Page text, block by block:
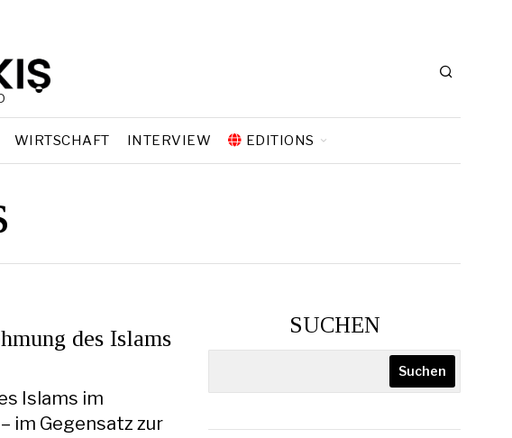
WIRTSCHAFT INTERVIEW EDITIONS
des Islams
Islams im
im Gegensatz zur
SUCHEN
Suchen